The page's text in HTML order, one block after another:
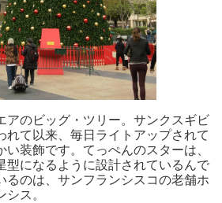
アのビッグ・ツリー。サンクスギビ
れて以来、毎日ライトアップされて
い装飾です。てっぺんのスターは、
型になるように設計されているんで
るのは、サンフランシスコの老舗ホ
ス。